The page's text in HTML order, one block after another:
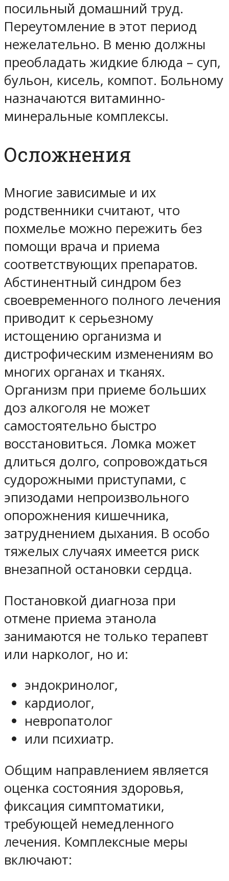
посильный домашний труд.
Переутомление в этот период
нежелательно. В меню должны
преобладать жидкие блюда – суп,
бульон, кисель, компот. Больному
назначаются витаминно-
минеральные комплексы.
Осложнения
Многие зависимые и их
родственники считают, что
похмелье можно пережить без
помощи врача и приема
соответствующих препаратов.
Абстинентный синдром без
своевременного полного лечения
приводит к серьезному
истощению организма и
дистрофическим изменениям во
многих органах и тканях.
Организм при приеме больших
доз алкоголя не может
самостоятельно быстро
восстановиться. Ломка может
длиться долго, сопровождаться
судорожными приступами, с
эпизодами непроизвольного
опорожнения кишечника,
затруднением дыхания. В особо
тяжелых случаях имеется риск
внезапной остановки сердца.
Постановкой диагноза при
отмене приема этанола
занимаются не только терапевт
или нарколог, но и:
эндокринолог,
кардиолог,
невропатолог
или психиатр.
Общим направлением является
оценка состояния здоровья,
фиксация симптоматики,
требующей немедленного
лечения. Комплексные меры
включают: